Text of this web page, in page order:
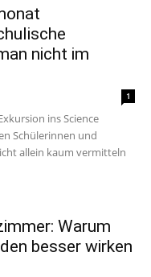
nicht im
1
ins Science
Schülerinnen und
allein kaum vermitteln
Warum
besser wirken